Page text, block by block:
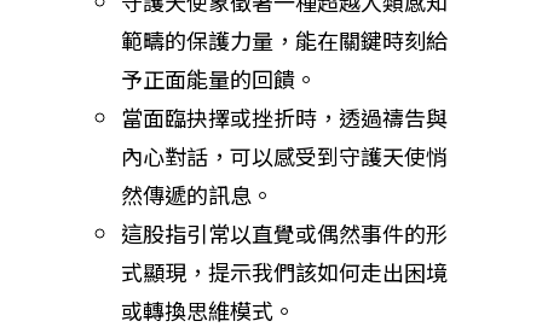
範疇的保護力量，能在關鍵時刻給
予正面能量的回饋。
當面臨抉擇或挫折時，透過禱告與
內心對話，可以感受到守護天使悄
然傳遞的訊息。
這股指引常以直覺或偶然事件的形
式顯現，提示我們該如何走出困境
或轉換思維模式。